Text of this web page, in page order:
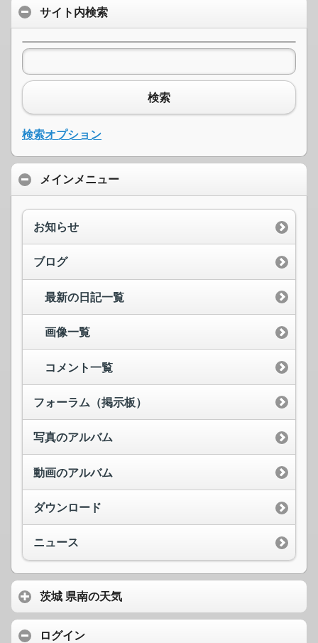
サイト内検索
検索
検索オプション
メインメニュー
お知らせ
ブログ
最新の日記一覧
画像一覧
コメント一覧
フォーラム（掲示板）
写真のアルバム
動画のアルバム
ダウンロード
ニュース
茨城 県南の天気
ログイン